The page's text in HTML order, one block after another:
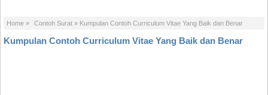
Home » Contoh Surat » Kumpulan Contoh Curriculum Vitae Yang Baik dan Benar
Kumpulan Contoh Curriculum Vitae Yang Baik dan Benar